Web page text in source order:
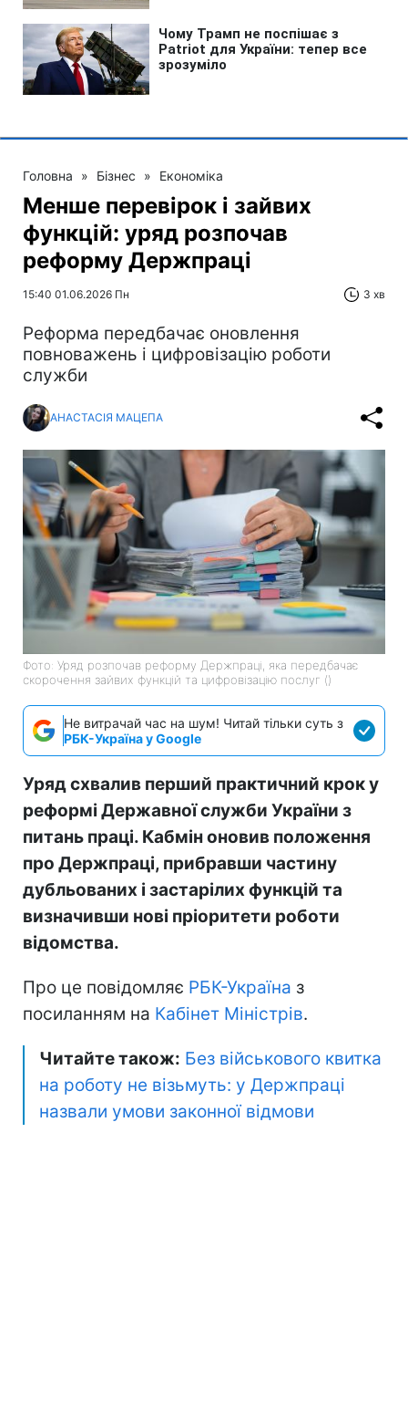
Головна » Бізнес » Економіка
Менше перевірок і зайвих
функцій: уряд розпочав
реформу Держпраці
15:40 01.06.2026 Пн 3 хв
Реформа передбачає оновлення
повноважень і цифровізацію роботи
служби
АНАСТАСІЯ МАЦЕПА
Фото: Уряд розпочав реформу Держпраці, яка передбачає
скорочення зайвих функцій та цифровізацію послуг ()
Не витрачай час на шум! Читай тільки суть з
РБК-Україна у Google
Уряд схвалив перший практичний крок у
реформі Державної служби України з
питань праці. Кабмін оновив положення
про Держпраці, прибравши частину
дубльованих і застарілих функцій та
визначивши нові пріоритети роботи
відомства.
Про це повідомляє РБК-Україна з
посиланням на Кабінет Міністрів.
Читайте також: Без військового квитка
на роботу не візьмуть: у Держпраці
назвали умови законної відмови